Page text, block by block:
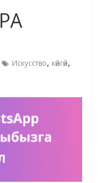
Искусство, көйгөй,